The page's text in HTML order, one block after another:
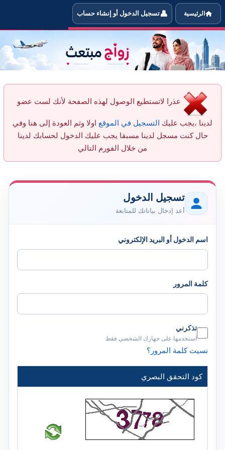
‫ أرسل رسالة جديدة للعضو haila23 من خلال الموقع
الرئيسية 👤تسجيل الدخول أو إنشاء حساب
عذرا لاتستطيع الوصول لهذه الصفحة لأنك لست عضو
لدينا ،يجب عليك التسجيل في الموقع اولا وثم العودة إلى هنا وفي
حال كنت مسجل لدينا مسبقا يجب عليك الدخول لحسابك لدينا
من خلال الفورم التالي
تسجيل الدخول
أعد إدخال بياناتك للمتابعة
اسم الدخول أو البريد الإلكتروني
كلمة المرور
تذكرني
استخدمها على جهازك الشخصي فقط
نسيت كلمة المرور؟
كود التحقق البصري